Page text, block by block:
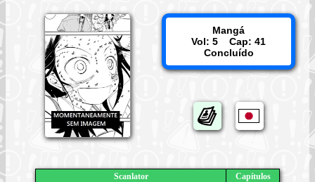
Mangá
Vol: 5 Cap: 41
Concluído
Scanlator
Capítulos